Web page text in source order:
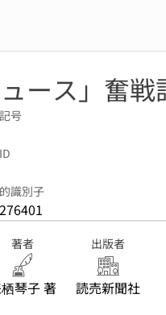
ュース」奮戦
号
識別子
著者
琴子 著
出版者
読売新聞社